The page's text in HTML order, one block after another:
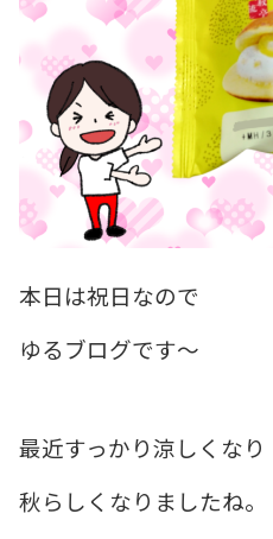
本日は祝日なので
ゆるブログです～
最近すっかり涼しくなり
秋らしくなりましたね。